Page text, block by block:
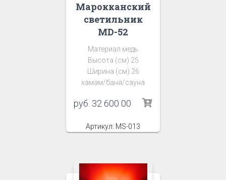
Марокканский
светильник
MD-52
Материал медь
Высота (см) 25
Ширина (см) 26
хамам/баня/сауна
руб. 32 600 00
Артикул: MS-013